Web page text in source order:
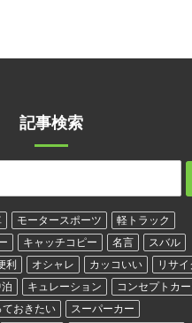
記事検索
モータースポーツ
軽トラック
キャッチコピー 名言
スバル
利 オシャレ カッコいい
リサ
キュレーション
コンセプトカー
ておきたい
スーパーカー